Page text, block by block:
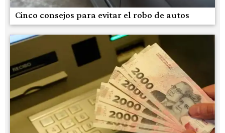
Cinco consejos para evitar el robo de autos